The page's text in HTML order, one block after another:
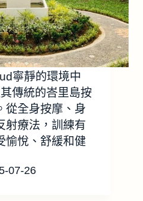
寧靜的環境中
傳統的峇里島按
從全身按摩、身
射療法，訓練有
愉悅、舒緩和健
07-26